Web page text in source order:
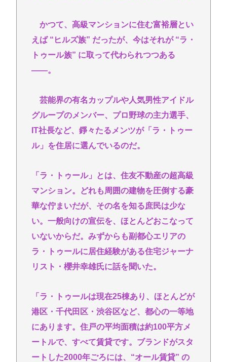
ジャンポケ斉藤「同意があったんです。本当です。
信じて下さい」 ←何でこの主張が通らないの？
(ヽ´ん`)「手術が始まった…大丈夫大丈夫落ち着け」
医師「キャー地震よー！」(;ﾟんﾟ)「！？」
「公務員が海外で遊ぶためにあ
る」・・・・・・・・・
【驚愕】いまだに続いていると聞いてビビる漫画
「ながされて藍蘭島」「咲」「らき☆すた」
う 熊本県八代
サイバーコネクトツー取締役松山洋、ジャンプ垢に
ブロックされてお気持ち表明。何かあったらまず晒
す！これが令和のレスバや！
Powered by livedoor 相互RSS
かつて、高級マンションに住む富裕層とい
えば “ヒルズ族” だったが、今はそれが “ラ・
トゥール族” に取って代わられつつある
――。
芸能界の有名カップルや人気男性アイドル
グループのメンバー、プロ野球の主力選手、
IT社長など、錚々たるメンツが「ラ・トゥー
ル」を住居に選んでいるのだ。
「ラ・トゥール」とは、住友不動産の超高級
マンション。どれも周囲の建物を圧倒する豪
華な佇まいだが、その名を知る庶民は少な
い。一般向けの宣伝を、ほとんどおこなって
いないからだ。みずからも副都心エリアの
ラ・トゥールに居住経験がある住宅ジャーナ
リスト・櫻井幸雄氏に話を聞いた。
「ラ・トゥールは現在25棟あり、ほとんどが
港区・千代田区・渋谷区など、都心の一等地
にあります。住戸の平均面積は約100平方メ
ートルで、すべて賃貸です。ブランドがスタ
ートした2000年ごろには、“オール賃貸” の